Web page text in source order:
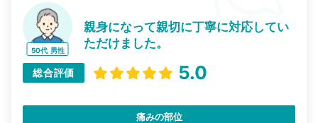
50代 男性
親身になって親切に丁寧に対応してい
ただけました。
総合評価 5.0
痛みの部位